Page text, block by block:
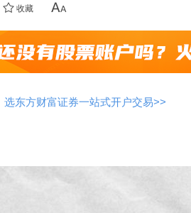
收藏
东方财富证券一站式开户交易>>